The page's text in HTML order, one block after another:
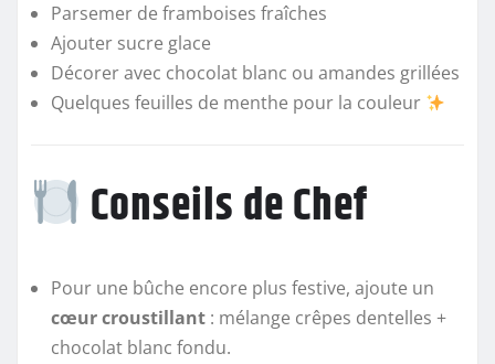
Parsemer de framboises fraîches
Ajouter sucre glace
Décorer avec chocolat blanc ou amandes grillées
Quelques feuilles de menthe pour la couleur
Conseils de Chef
Pour une bûche encore plus festive, ajoute un
cœur croustillant : mélange crêpes dentelles +
chocolat blanc fondu.